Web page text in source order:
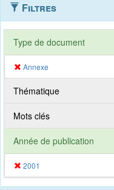
Filtres
Type de document
Annexe
Thématique
Mots clés
Année de publication
2001